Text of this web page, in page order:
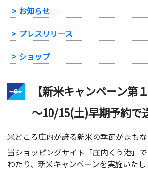
お知らせ
プレスリリース
ショップ
【新米キャンペーン第
～10/15(土)早期予約で
米どころ庄内が誇る新米の季節がまもな
当ショッピングサイト「庄内くう港」
わたり、新米キャンペーンを実施いたし